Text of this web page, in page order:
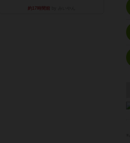
約17時間前